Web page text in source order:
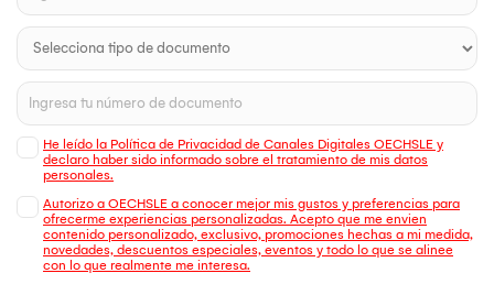
He leído la Política de Privacidad de Canales Digitales OECHSLE y
declaro haber sido informado sobre el tratamiento de mis datos
personales.
Autorizo a OECHSLE a conocer mejor mis gustos y preferencias para
ofrecerme experiencias personalizadas. Acepto que me envien
contenido personalizado, exclusivo, promociones hechas a mi medida,
novedades, descuentos especiales, eventos y todo lo que se alinee
con lo que realmente me interesa.